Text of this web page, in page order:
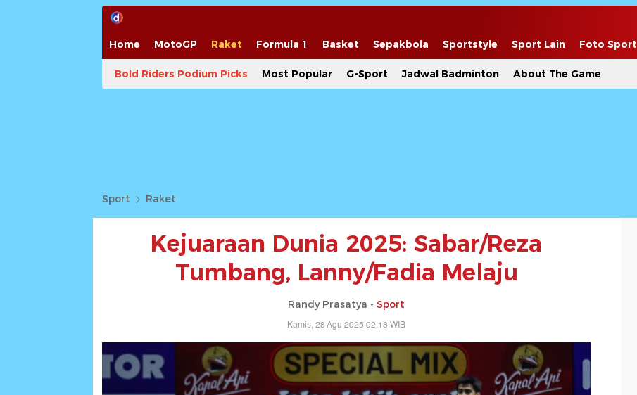
Home MotoGP Raket Formula 1 Basket Sepakbola Sportstyle Sport Lain Foto Sport
Bold Riders Podium Picks Most Popular G-Sport Jadwal Badminton About The Game
Sport Raket
Kejuaraan Dunia 2025: Sabar/Reza
Tumbang, Lanny/Fadia Melaju
Randy Prasatya - Sport
Kamis, 28 Agu 2025 02:18 WIB